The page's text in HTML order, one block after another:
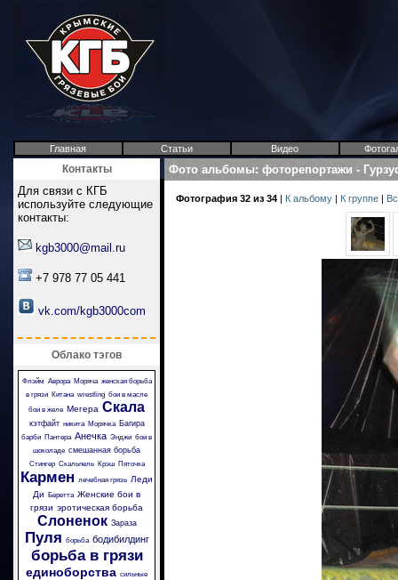
Главная Статьи Видео
Контакты
Для связи с КГБ
используйте следующие
контакты:
kgb3000@mail.ru
+7 978 77 05 441
vk.com/kgb3000com
Облако тэгов
Флэйм Аврора Моряча женская борьба
в грязи Китана wrestling бои в масле
бои в желе Мегера Скала
кэтфайт никита Морячка Багира
барби Пантера Анечка Энджи бои в
шоколаде смешанная борьба
Стингер Скальпель Крэш Пяточка
Кармен лечебная грязь Леди
Ди
Беретта Женские бои в
грязи эротическая борьба
Слоненок Зараза
Пуля борьба бодибилдинг
борьба в грязи
единоборства сильные
Фото альбомы: фоторепортажи -
Фотография 32 из 34 | К альбому | К группе |